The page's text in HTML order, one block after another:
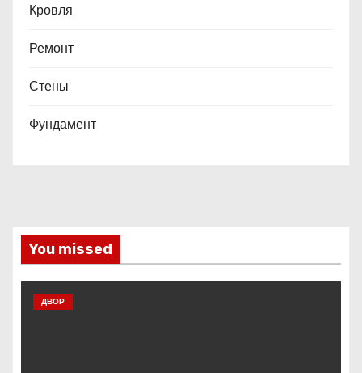
Кровля
Ремонт
Стены
Фундамент
You missed
ДВОР